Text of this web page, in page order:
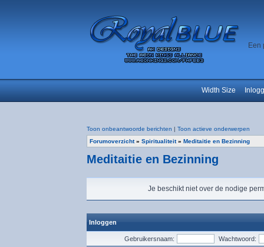
Een
Width Size
Toon onbeantwoorde berichten | Toon actieve onderwerpen
Forumoverzicht» Spiritualiteit» Meditaitie en Bezinning
Meditaitie en Bezinning
Je beschikt niet over de nodige
Inloggen
Gebruikersnaam: Wachtwoord: